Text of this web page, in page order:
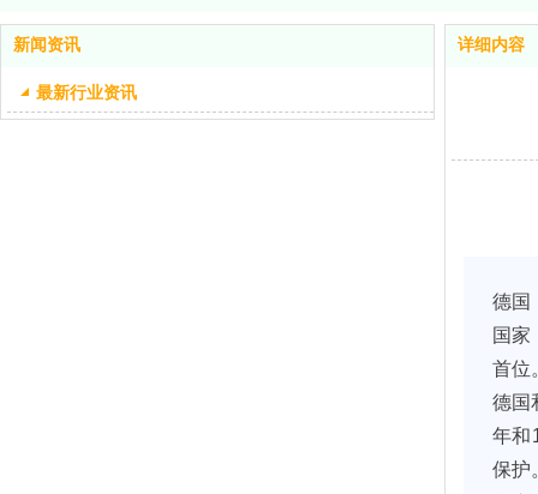
新闻资讯
最新行业资讯
详细内容
德国
国家
首位
德国
年和
保护